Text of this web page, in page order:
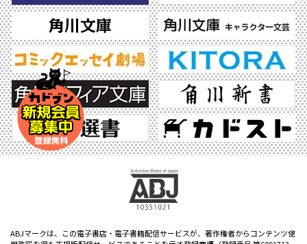
ABJマークは、この電子書店・電子書籍配信サービスが、著作権者からコンテンツ使